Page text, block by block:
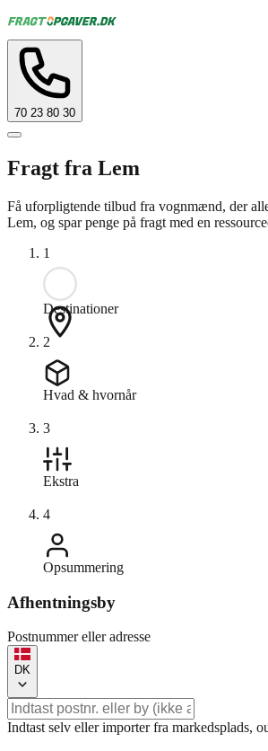
70 23 80 30
Fragt fra Lem
Få uforpligtende tilbud fra vognmænd, der
Lem, og spar penge på fragt med en
1
Destinationer
2
Hvad & hvornår
3
Ekstra
4
Opsummering
Afhentningsby
Postnummer eller adresse
DK
Indtast selv eller importer fra markedsplads,